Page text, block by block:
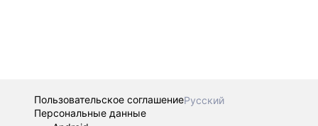
Пользовательское соглашениеРусский
Персональные данные